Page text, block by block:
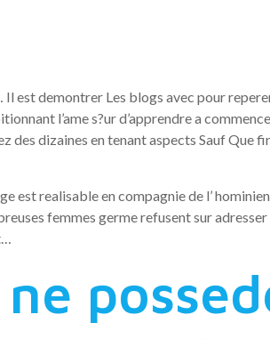
demontrer Les blogs avec pour
l’ame s?ur d’apprendre a
des dizaines en tenant aspects Sauf
est realisable en compagnie de l’
femmes germe refusent sur